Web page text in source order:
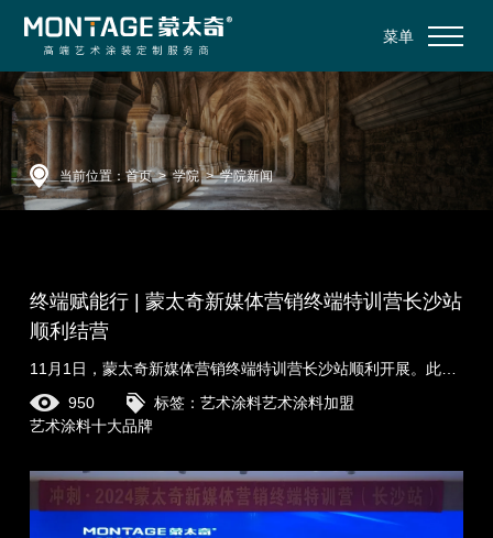
菜单
当前位置： 首页>学院>学院新闻
终端赋能行 | 蒙太奇新媒体营销终端特训营长沙站
顺利结营
11月1日，蒙太奇新媒体营销终端特训营长沙站顺利开展。此次培训，恰逢蒙太奇“双十一补贴季”全国联动活动前夕，湘赣两地作为双十一区域联动的重点地区，率先......
950
标签： 艺术涂料艺术涂料加盟
艺术涂料十大品牌